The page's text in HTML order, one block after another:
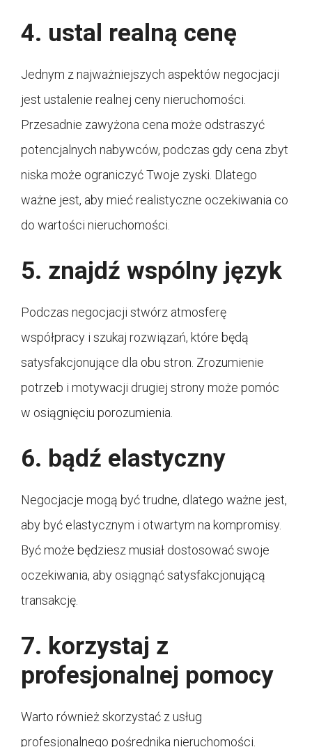
4. ustal realną cenę
Jednym z najważniejszych aspektów negocjacji
jest ustalenie realnej ceny nieruchomości.
Przesadnie zawyżona cena może odstraszyć
potencjalnych nabywców, podczas gdy cena zbyt
niska może ograniczyć Twoje zyski. Dlatego
ważne jest, aby mieć realistyczne oczekiwania co
do wartości nieruchomości.
5. znajdź wspólny język
Podczas negocjacji stwórz atmosferę
współpracy i szukaj rozwiązań, które będą
satysfakcjonujące dla obu stron. Zrozumienie
potrzeb i motywacji drugiej strony może pomóc
w osiągnięciu porozumienia.
6. bądź elastyczny
Negocjacje mogą być trudne, dlatego ważne jest,
aby być elastycznym i otwartym na kompromisy.
Być może będziesz musiał dostosować swoje
oczekiwania, aby osiągnąć satysfakcjonującą
transakcję.
7. korzystaj z
profesjonalnej pomocy
Warto również skorzystać z usług
profesjonalnego pośrednika nieruchomości.